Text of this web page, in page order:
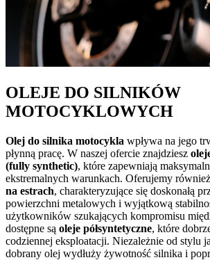
OLEJE DO SILNIKÓW
MOTOCYKLOWYCH
Olej do silnika motocykla wpływa na jego
płynną pracę. W naszej ofercie znajdziesz
(fully synthetic), które zapewniają
ekstremalnych warunkach. Oferujemy również
na estrach, charakteryzujące się doskonałą
powierzchni metalowych i wyjątkową
użytkowników szukających kompromisu
dostępne są oleje półsyntetyczne, które
codziennej eksploatacji. Niezależnie od stylu
dobrany olej wydłuży żywotność silnika i